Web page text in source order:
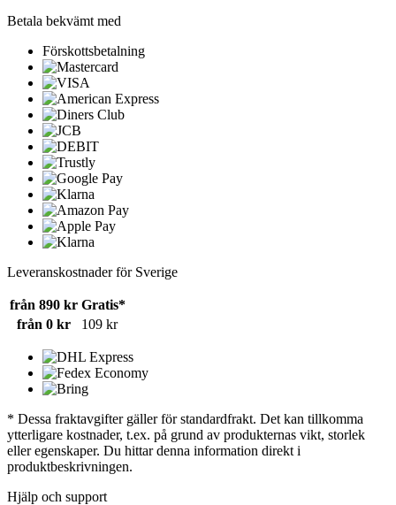
Betala bekvämt med
Förskottsbetalning
Leveranskostnader för Sverige
från 890 kr Gratis*
från 0 kr
109 kr
* Dessa fraktavgifter gäller för standardfrakt. Det kan tillkomma
ytterligare kostnader, t.ex. på grund av produkternas vikt, storlek
eller egenskaper. Du hittar denna information direkt i
produktbeskrivningen.
Hjälp och support